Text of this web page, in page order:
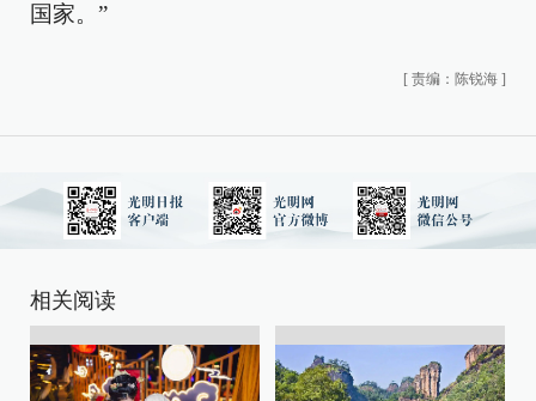
国家。”
[ 责编：陈锐海 ]
相关阅读